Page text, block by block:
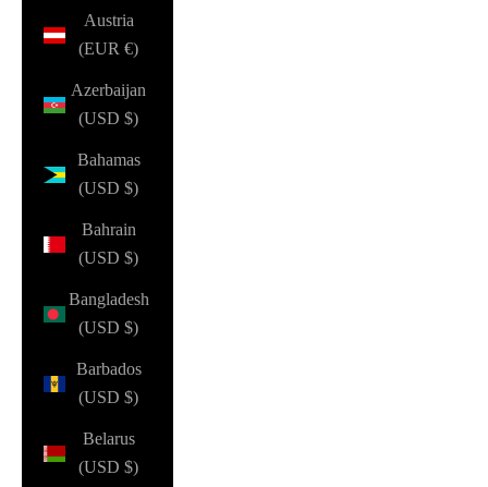
Austria
(EUR €)
Azerbaijan
(USD $)
Bahamas
(USD $)
Bahrain
(USD $)
Bangladesh
(USD $)
Barbados
(USD $)
Belarus
(USD $)